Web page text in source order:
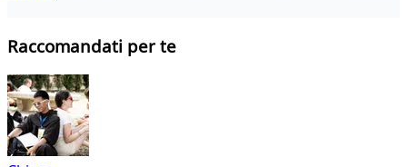
Raccomandati per te